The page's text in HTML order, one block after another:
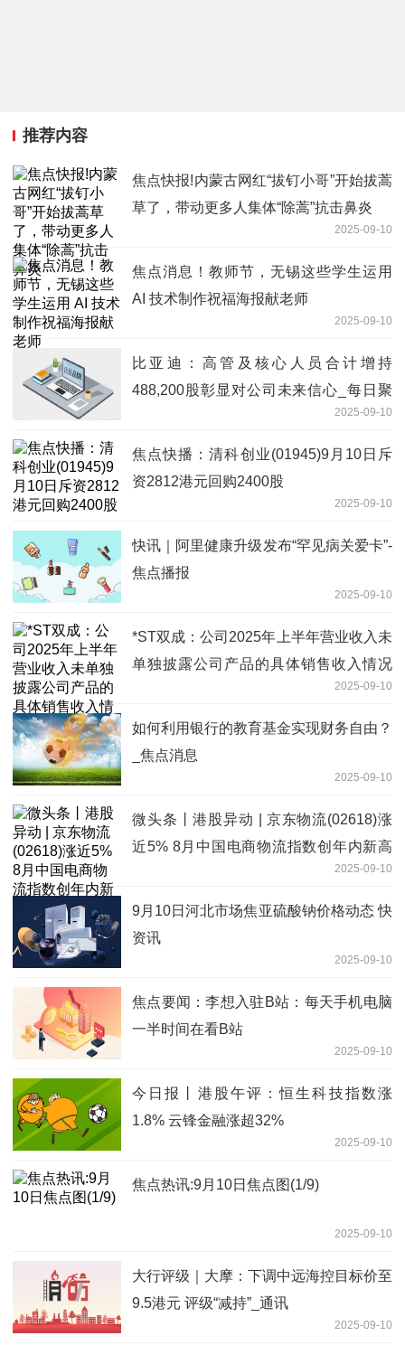
推荐内容
焦点快报!内蒙古网红“拔钉小哥”开始拔蒿
草了，带动更多人集体“除蒿”抗击鼻炎
2025-09-10
焦点消息！教师节，无锡这些学生运用
AI 技术制作祝福海报献老师
2025-09-10
比亚迪：高管及核心人员合计增持
488,200股彰显对公司未来信心_每日聚
2025-09-10
焦点快播：清科创业(01945)9月10日斥
资2812港元回购2400股
2025-09-10
快讯｜阿里健康升级发布“罕见病关爱卡”-
焦点播报
2025-09-10
*ST双成：公司2025年上半年营业收入未
单独披露公司产品的具体销售收入情况
2025-09-10
如何利用银行的教育基金实现财务自由？
_焦点消息
2025-09-10
微头条丨港股异动 | 京东物流(02618)涨
近5% 8月中国电商物流指数创年内新高
2025-09-10
9月10日河北市场焦亚硫酸钠价格动态 快
资讯
2025-09-10
焦点要闻：李想入驻B站：每天手机电脑
一半时间在看B站
2025-09-10
今日报丨港股午评：恒生科技指数涨
1.8% 云锋金融涨超32%
2025-09-10
焦点热讯:9月10日焦点图(1/9)
2025-09-10
大行评级｜大摩：下调中远海控目标价至
9.5港元 评级“减持”_通讯
2025-09-10